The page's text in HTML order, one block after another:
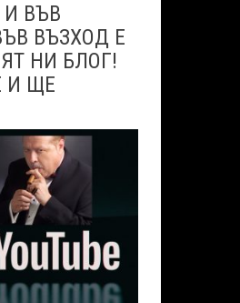
Надолу
за
или
ВЪВ
ВЪЗХОД Е
НИ БЛОГ!
И ЩЕ